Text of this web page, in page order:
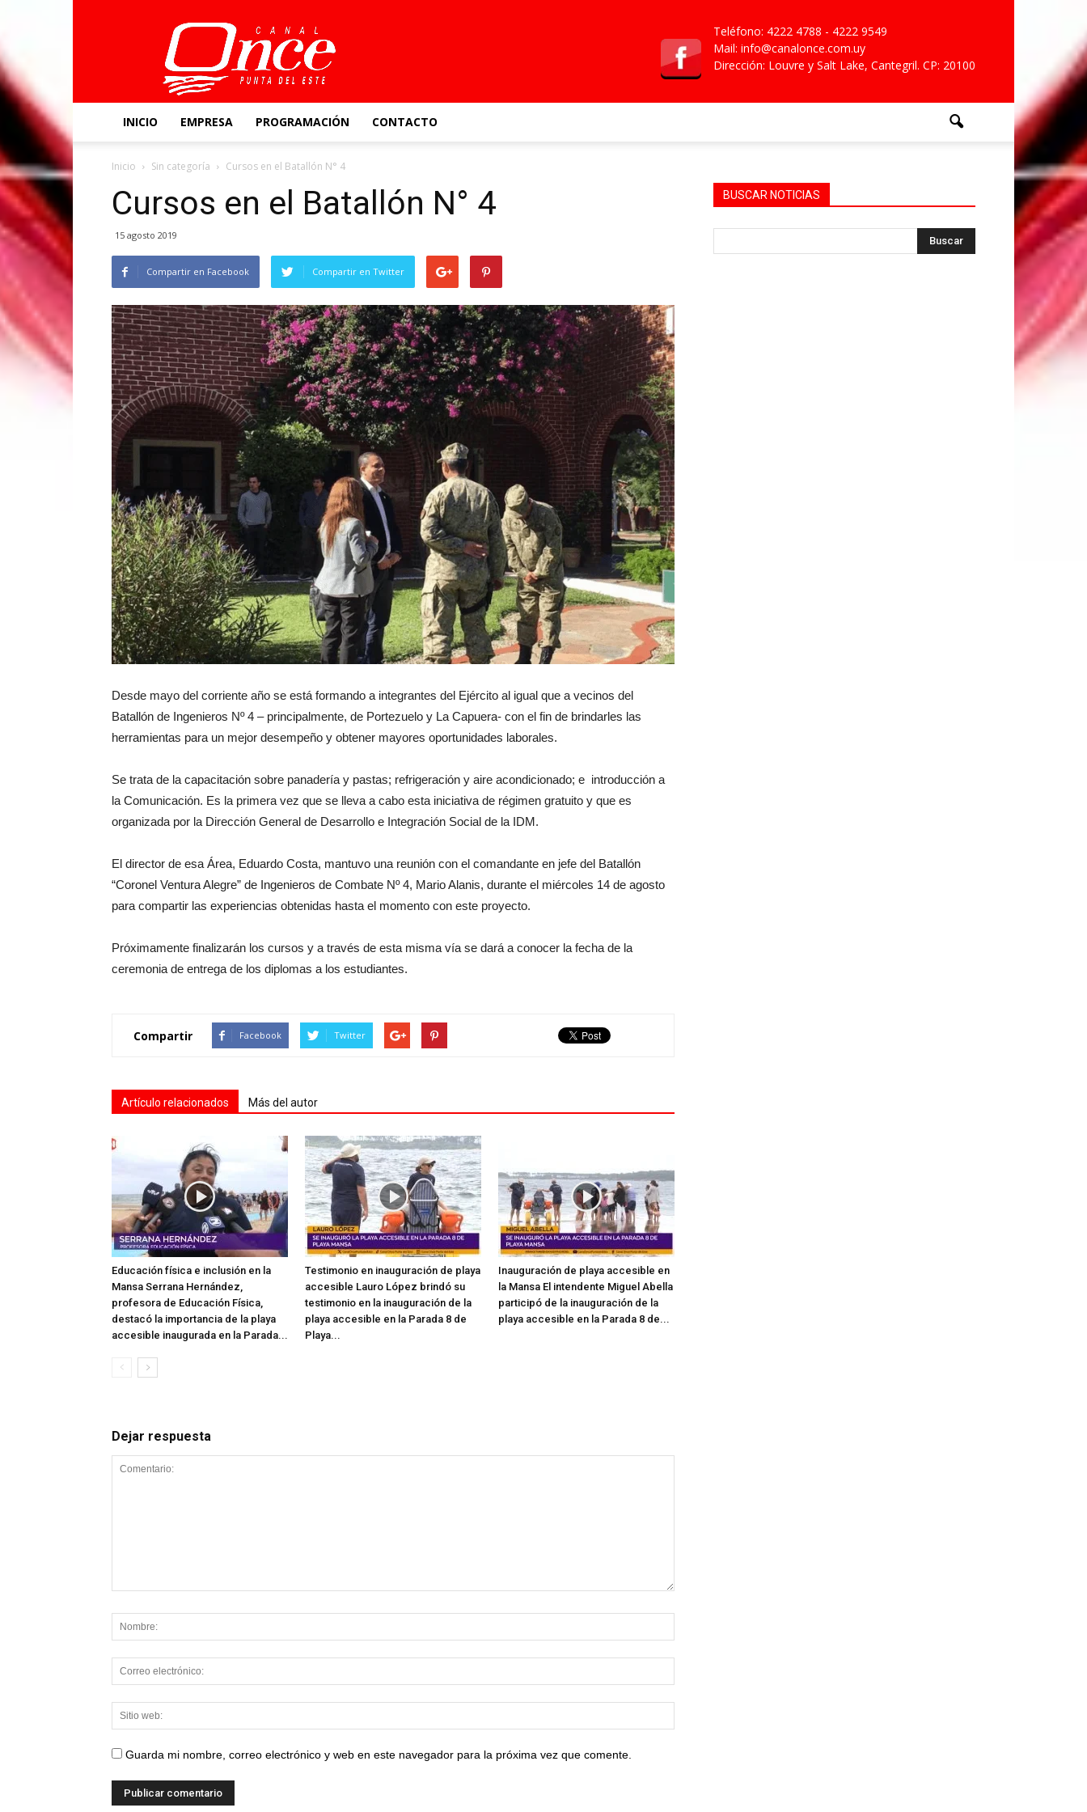
Canal
Once
Teléfono: 4222 4788 - 4222 9549
Mail: info@canalonce.com.uy
Dirección: Louvre y Salt Lake, Cantegril. CP: 20100
INICIO EMPRESA PROGRAMACIÓN CONTACTO
Inicio Sin categoría Cursos en el Batallón N° 4
Cursos en el Batallón N° 4
15 agosto 2019
Compartir en Facebook Compartir en Twitter
Desde mayo del corriente año se está formando a integrantes del Ejército al igual que a vecinos del
Batallón de Ingenieros Nº 4 – principalmente, de Portezuelo y La Capuera- con el fin de brindarles las
herramientas para un mejor desempeño y obtener mayores oportunidades laborales.
Se trata de la capacitación sobre panadería y pastas; refrigeración y aire acondicionado; e introducción a
la Comunicación. Es la primera vez que se lleva a cabo esta iniciativa de régimen gratuito y que es
organizada por la Dirección General de Desarrollo e Integración Social de la IDM.
El director de esa Área, Eduardo Costa, mantuvo una reunión con el comandante en jefe del Batallón
“Coronel Ventura Alegre” de Ingenieros de Combate Nº 4, Mario Alanis, durante el miércoles 14 de agosto
para compartir las experiencias obtenidas hasta el momento con este proyecto.
Próximamente finalizarán los cursos y a través de esta misma vía se dará a conocer la fecha de la
ceremonia de entrega de los diplomas a los estudiantes.
Compartir Facebook Twitter
Artículo relacionados Más del autor
Educación física e inclusión en la
Mansa Serrana Hernández,
profesora de Educación Física,
destacó la importancia de la playa
accesible inaugurada en la Parada...
Testimonio en inauguración de playa
accesible Lauro López brindó su
testimonio en la inauguración de la
playa accesible en la Parada 8 de
Playa...
Inauguración de playa accesible en
la Mansa El intendente Miguel Abella
participó de la inauguración de la
playa accesible en la Parada 8 de...
Dejar respuesta
Guarda mi nombre, correo electrónico y web en este navegador para la próxima vez que comente.
BUSCAR NOTICIAS